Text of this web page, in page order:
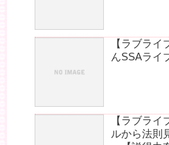
【ラブライ
んSSAライ
【ラブラ
ルから法則